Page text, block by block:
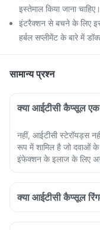
इस्तेमाल किया जाना चाहिए।
इंटरैक्शन से बचने के लिए इस
हर्बल सप्लीमेंट के बारे में
सामान्य प्रश्न
क्या आईटीसी कैप्सूल
नहीं, आईटीसी स्टेरॉयड्स
रूप में शामिल है जो दवाओं
इंफेक्शन के इलाज के लिए
क्या आईटीसी कैप्सूल